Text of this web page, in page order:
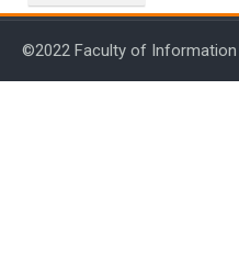
©2022 Faculty of Information